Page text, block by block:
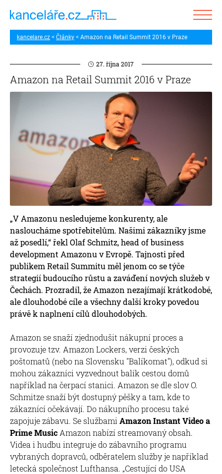
kancelare.cz Články Amazon na Retail Summit 2016 v Praze
27. října 2017
Amazon na Retail Summit 2016 v Praze
„V Amazonu nesledujeme konkurenty, ale
nasloucháme spotřebitelům. Našimi zákazníky jsme
až posedlí,“ řekl Olaf Schmitz, head of business
development Amazonu v Evropě. Tajnosti před
publikem Retail Summitu měl jenom co se týče
strategií budoucího růstu a zaváďení nových služeb v
Čechách. Prozradil, že Amazon nezajímají krátkodobé,
ale dlouhodobé cíle a všechny další kroky povedou
právě k naplnení cílů dlouhodobých.
Amazon se snaží zjednodušit nákupní proces a
provozuje tzv. Amazon Lockers, verzi českých
poštomatů (nebo na Slovensku "Balíkomat"), odkud si
mohou zákazníci vyzvednout balík cestou domů
například na čerpací stanici. Amazon se dle slov O.
Schmitze snaží být dostupný pěšky a tam, kde to
zákaznící očekávají. Do nákupního procesu také
zapojuje zábavu. Se službami Amazon Instant Video a
Prime Music Amazon nabízí streamovaný obsah.
Videa i hudbu integruje do zábavního programu
vybraných dopravců, odběratelem služby je například
letecká společnost Lufthansa. „Cestující do USA